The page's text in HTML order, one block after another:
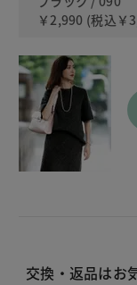
￥2,990 (税込 ￥
交換・返品はお